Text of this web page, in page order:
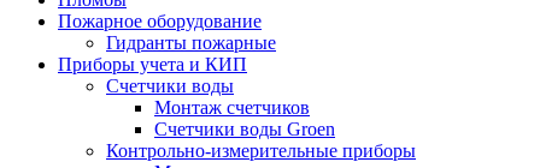
Пожарное оборудование
Гидранты пожарные
Приборы учета и КИП
Счетчики воды
Монтаж счетчиков
Счетчики воды Groen
Контрольно-измерительные приборы